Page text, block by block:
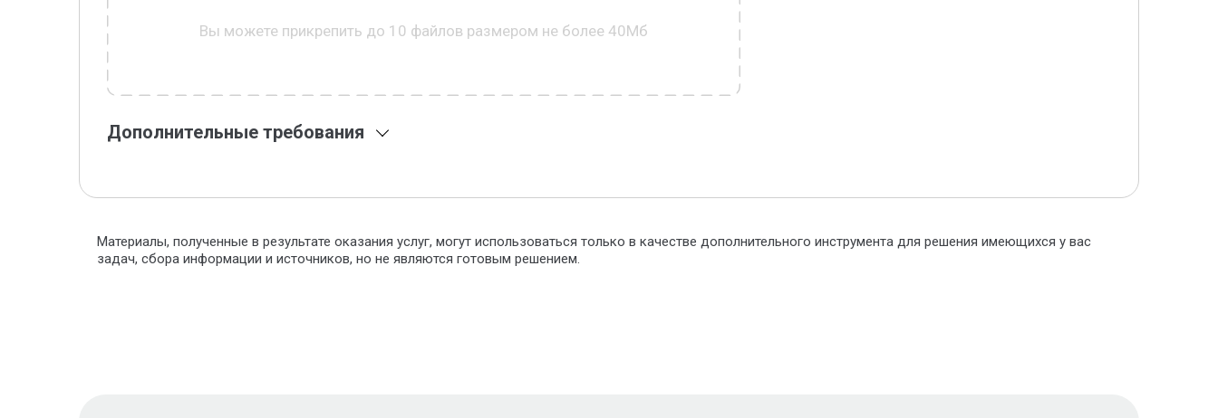
Вы можете прикрепить до 10 файлов размером не более 40Мб
Дополнительные требования
Материалы, полученные в результате оказания услуг, могут использоваться только в качестве дополнительного инструмента для решения имеющихся у вас
задач, сбора информации и источников, но не являются готовым решением.